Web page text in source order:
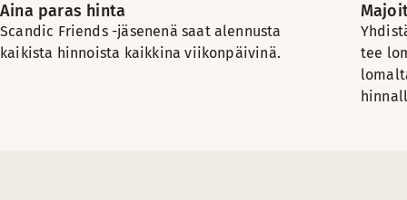
Aina paras hinta
Scandic Friends -jäsenenä saat alennusta
kaikista hinnoista kaikkina viikonpäivinä.
tee